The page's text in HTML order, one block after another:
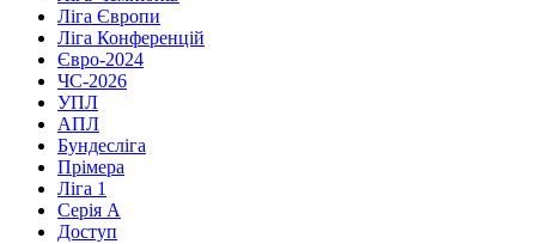
Ліга Європи
Ліга Конференцій
Євро-2024
ЧС-2026
УПЛ
АПЛ
Бундесліга
Прімера
Ліга 1
Серія А
Доступ